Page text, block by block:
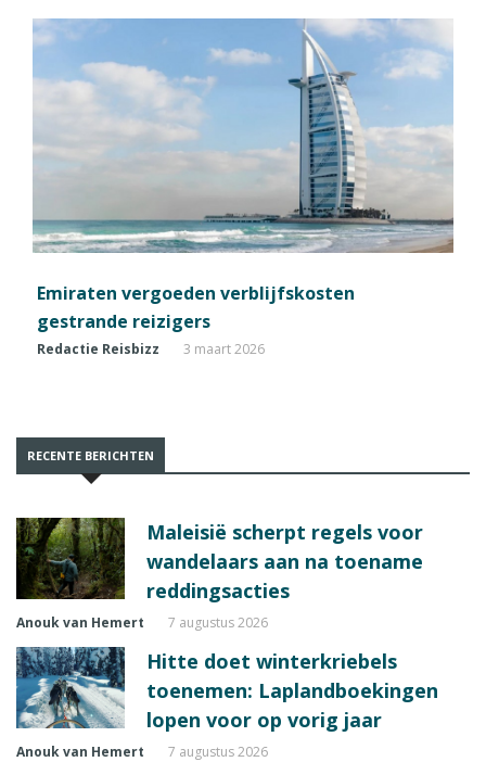
Emiraten vergoeden verblijfskosten
gestrande reizigers
Redactie Reisbizz 3 maart 2026
RECENTE BERICHTEN
Maleisië scherpt regels voor
wandelaars aan na toename
reddingsacties
Anouk van Hemert 7 augustus 2026
Hitte doet winterkriebels
toenemen: Laplandboekingen
lopen voor op vorig jaar
Anouk van Hemert 7 augustus 2026